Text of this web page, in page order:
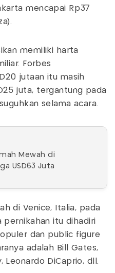
mencapai Rp37
memiliki harta
Forbes
jutaan itu masih
juta, tergantung pada
selama acara.
Mewah di
USD63 Juta
di Venice, Italia, pada
pernikahan itu dihadiri
dan public figure
adalah Bill Gates,
Leonardo DiCaprio, dll.